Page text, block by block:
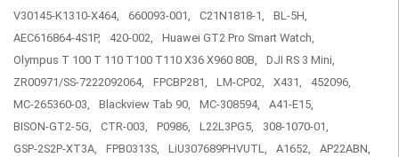
V30145-K1310-X464,
660093-001, C21N1818-1,
BL-5H,
AEC616864-4S1P,
420-002,
Huawei GT2 Pro Smart Watch,
Olympus T 100 T 110 T100 T110 X36 X960 80B,
DJI RS 3 Mini,
ZR00971/SS-7222092064,
FPCBP281, LM-CP02, X431,
452096,
MC-265360-03,
Blackview Tab 90, MC-308594,
A41-E15,
BISON-GT2-5G,
CTR-003, P0986, L22L3PG5,
308-1070-01,
GSP-2S2P-XT3A,
FPB0313S, LiU307689PHVUTL, A1652,
AP22ABN,